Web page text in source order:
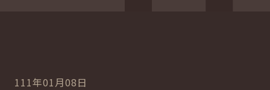
111年01月08日